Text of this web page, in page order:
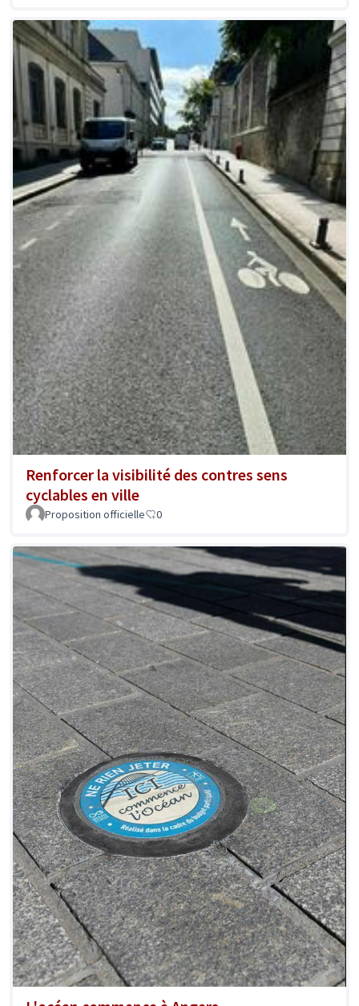
Renforcer la visibilité des contres sens
cyclables en ville
Proposition officielle 0